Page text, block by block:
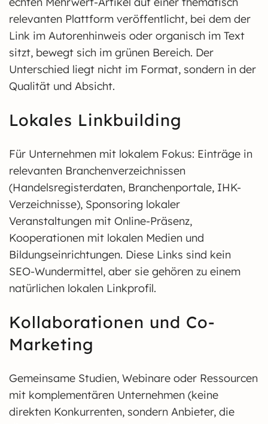
relevanten Plattform veröffentlicht, bei dem der
Link im Autorenhinweis oder organisch im Text
sitzt, bewegt sich im grünen Bereich. Der
Unterschied liegt nicht im Format, sondern in der
Qualität und Absicht.
Lokales Linkbuilding
Für Unternehmen mit lokalem Fokus: Einträge in
relevanten Branchenverzeichnissen
(Handelsregisterdaten, Branchenportale, IHK-
Verzeichnisse), Sponsoring lokaler
Veranstaltungen mit Online-Präsenz,
Kooperationen mit lokalen Medien und
Bildungseinrichtungen. Diese Links sind kein
SEO-Wundermittel, aber sie gehören zu einem
natürlichen lokalen Linkprofil.
Kollaborationen und Co-
Marketing
Gemeinsame Studien, Webinare oder Ressourcen
mit komplementären Unternehmen (keine
direkten Konkurrenten, sondern Anbieter, die